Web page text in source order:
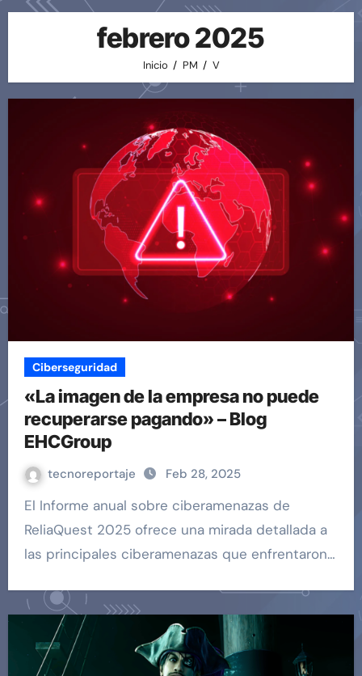
febrero 2025
Inicio PM V
Ciberseguridad
«La imagen de la empresa no puede
recuperarse pagando» – Blog
EHCGroup
tecnoreportaje Feb 28, 2025
El Informe anual sobre ciberamenazas de
ReliaQuest 2025 ofrece una mirada detallada a
las principales ciberamenazas que enfrentaron…